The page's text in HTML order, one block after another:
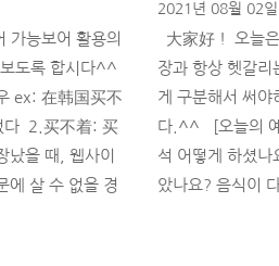
가능보어 활용의
도록 합시다^^
ex: 在韩国买不
다 ​ 2.买不着: 买
을 때, 웹사이
에 살 수 없을 경
2021년 08월 02일
大家好！ 오늘
장과 항상 헷갈리
게 구분해서 써야
다.^^ ​ ​ [오늘의
석 어떻게 하셨나
았나요? 음식이